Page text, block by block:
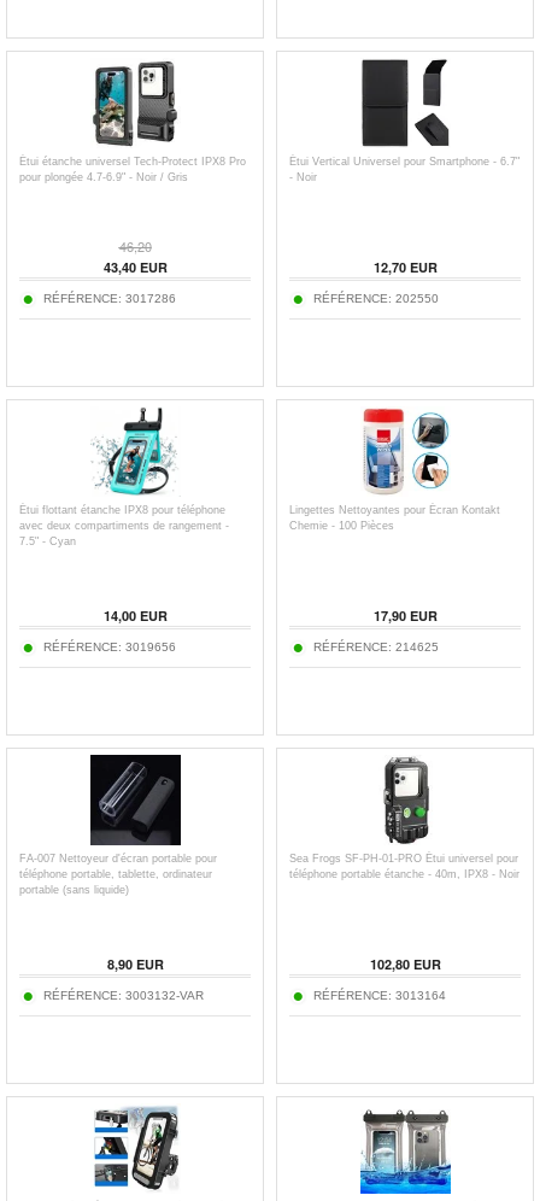
Étui étanche universel Tech-Protect IPX8 Pro
pour plongée 4.7-6.9" - Noir / Gris
46,20
43,40EUR
RÉFÉRENCE: 3017286
Étui Vertical Universel pour Smartphone - 6.7"
- Noir
12,70EUR
RÉFÉRENCE: 202550
Étui flottant étanche IPX8 pour téléphone
avec deux compartiments de rangement -
7.5" - Cyan
14,00EUR
RÉFÉRENCE: 3019656
Lingettes Nettoyantes pour Écran Kontakt
Chemie - 100 Pièces
17,90EUR
RÉFÉRENCE: 214625
FA-007 Nettoyeur d'écran portable pour
téléphone portable, tablette, ordinateur
portable (sans liquide)
8,90EUR
RÉFÉRENCE: 3003132-VAR
Sea Frogs SF-PH-01-PRO Étui universel pour
téléphone portable étanche - 40m, IPX8 - Noir
102,80EUR
RÉFÉRENCE: 3013164